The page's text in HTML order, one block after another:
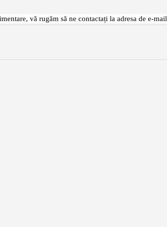
vă rugăm să ne contactați la adresa de e-mail